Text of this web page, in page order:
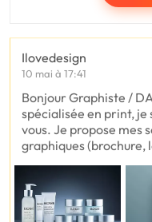
Ilovedesign
10 mai à 17:41
Bonjour Graphiste /
spécialisée en print,
vous. Je propose mes
graphiques (brochure,